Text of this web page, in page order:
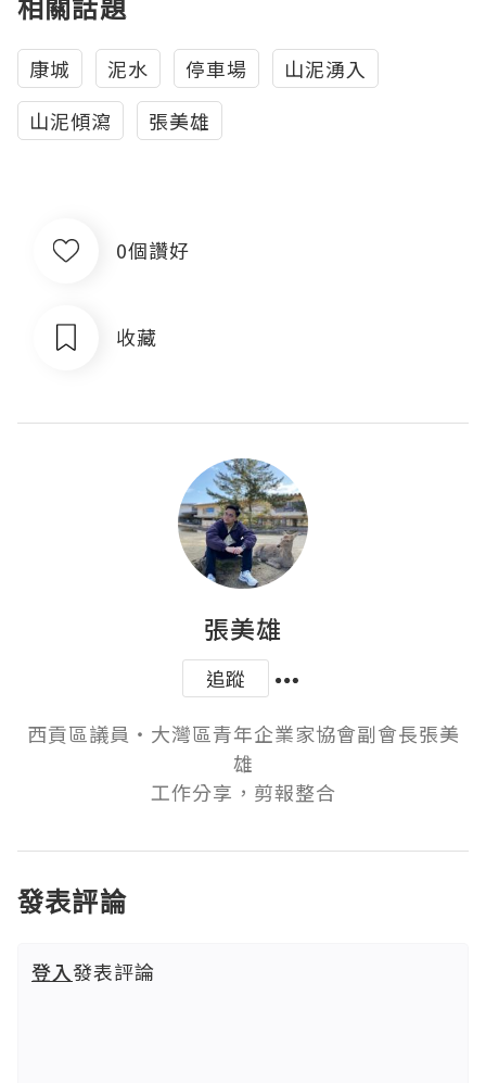
康城 泥水 停車場
山泥湧入
山泥傾瀉
張美雄
0個讚好
收藏
張美雄
追蹤
西貢區議員‧大灣區青年企業家協會副會長張美
雄
工作分享，剪報整合
發表評論
登入發表評論